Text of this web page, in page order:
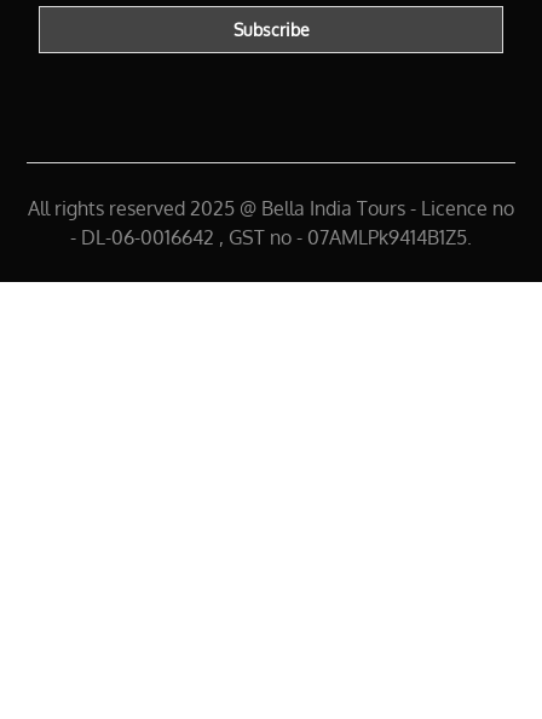
All rights reserved 2025 @ Bella India Tours - Licence no
- DL-06-0016642 , GST no - 07AMLPk9414B1Z5.